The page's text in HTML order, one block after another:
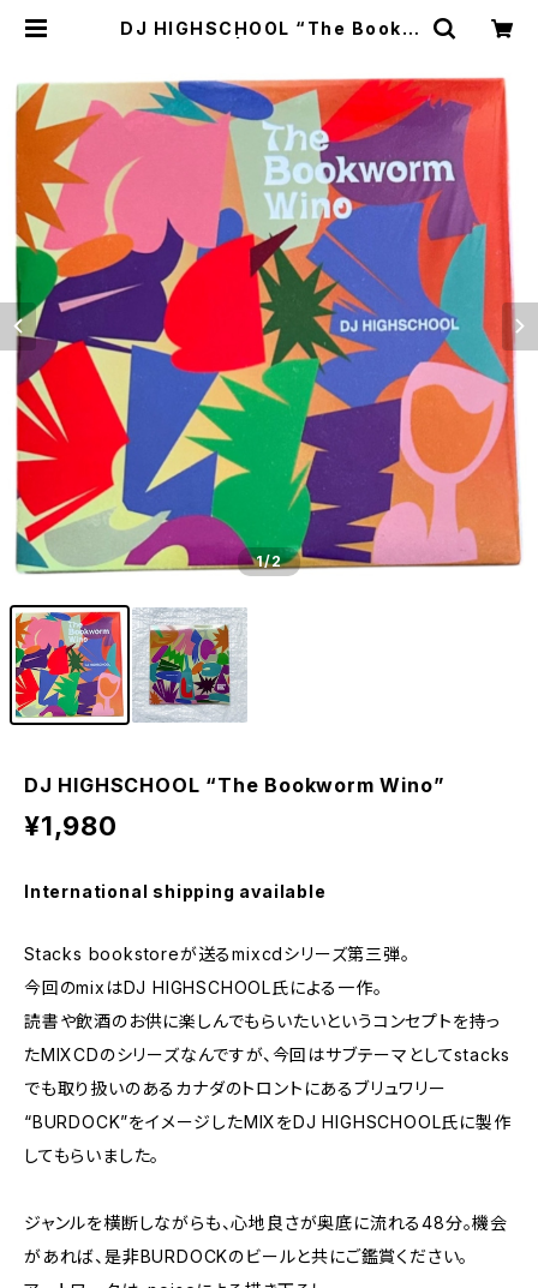
DJ HIGHSCHOOL “The Bookw
1/2
DJ HIGHSCHOOL “The Bookworm Wino”
¥1,980
International shipping available
Stacks bookstoreが送るmixcdシリーズ第三弾。
今回のmixはDJ HIGHSCHOOL氏による一作。
読書や飲酒のお供に楽しんでもらいたいというコンセプトを持っ
たMIXCDのシリーズなんですが、今回はサブテーマとしてstacks
でも取り扱いのあるカナダのトロントにあるブリュワリー
“BURDOCK”をイメージしたMIXをDJ HIGHSCHOOL氏に製作
してもらいました。
ジャンルを横断しながらも、心地良さが奥底に流れる48分。機会
があれば、是非BURDOCKのビールと共にご鑑賞ください。